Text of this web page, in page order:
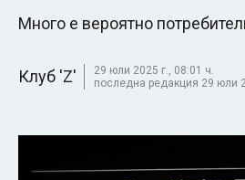
Много е вероятно
Клуб 'Z'
29 юли 2025 г., 08:01 ч.
последна редакция 29 юли